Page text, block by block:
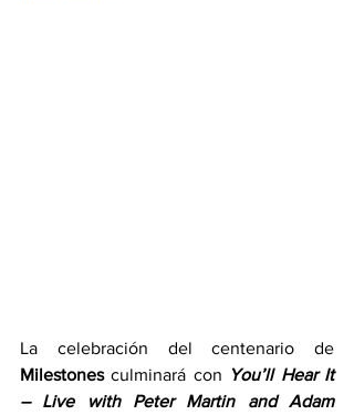
Milestones culminará con You’ll Hear It
– Live with Peter Martin and Adam